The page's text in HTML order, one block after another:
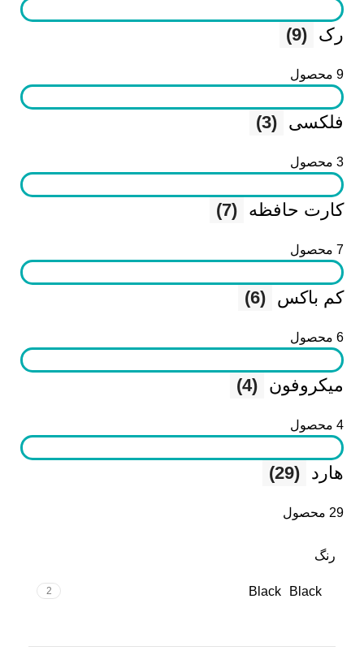
رک (9)
9 محصول
فلکسی (3)
3 محصول
کارت حافظه (7)
7 محصول
کم باکس (6)
6 محصول
میکروفون (4)
4 محصول
هارد (29)
29 محصول
رنگ
Black
Black
2